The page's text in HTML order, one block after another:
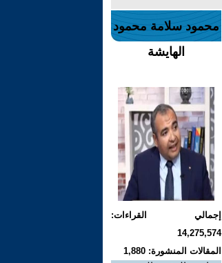
محمود سلامة محمود
الهايشة
إجمالي القراءات:
14,275,574
المقالات المنشورة: 1,880